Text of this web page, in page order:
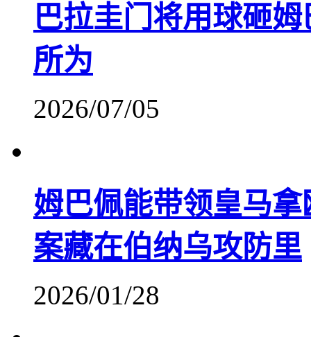
巴拉圭门将用球砸
所为
2026/07/05
姆巴佩能带领皇马
案藏在伯纳乌攻防里
2026/01/28